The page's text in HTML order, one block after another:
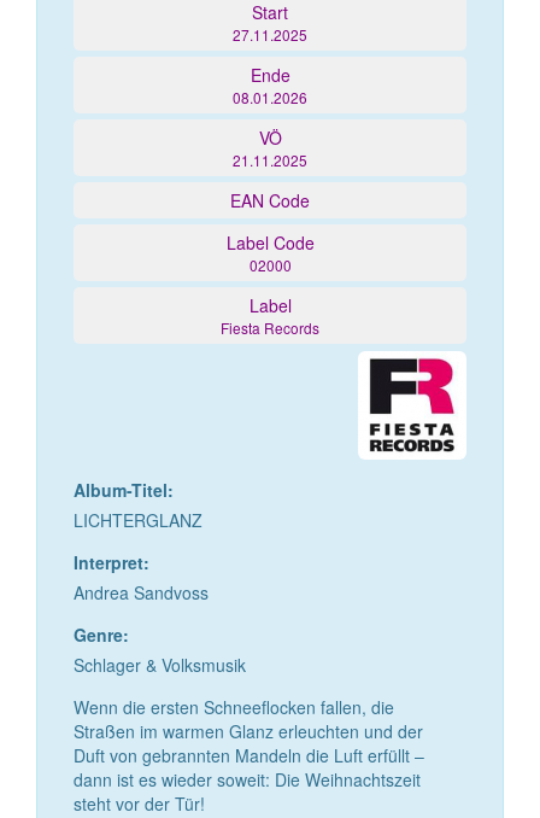
Start
27.11.2025
Ende
08.01.2026
VÖ
21.11.2025
EAN Code
Label Code
02000
Label
Fiesta Records
Album-Titel:
LICHTERGLANZ
Interpret:
Andrea Sandvoss
Genre:
Schlager & Volksmusik
Wenn die ersten Schneeflocken fallen, die
Straßen im warmen Glanz erleuchten und der
Duft von gebrannten Mandeln die Luft erfüllt –
dann ist es wieder soweit: Die Weihnachtszeit
steht vor der Tür!